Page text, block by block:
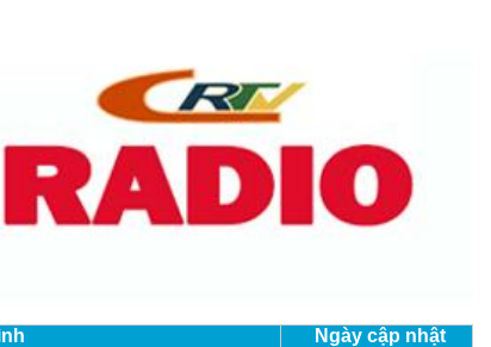
Ngày cập nhật